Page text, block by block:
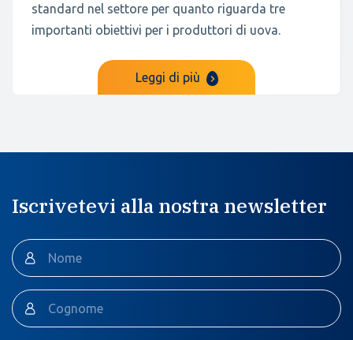
standard nel settore per quanto riguarda tre
importanti obiettivi per i produttori di uova.
Leggi di più
Iscrivetevi alla nostra newsletter